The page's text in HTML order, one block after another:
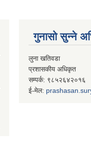
गुनासो सुन्ने
लुना खतिवडा
प्रशासकीय अधिकृत
सम्पर्क: ९८५२६४२०१६
ई-मेल: